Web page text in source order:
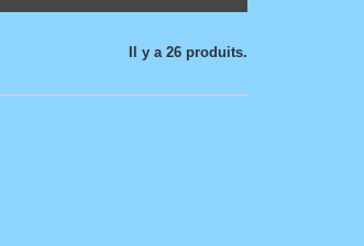
Il y a 26 produits.